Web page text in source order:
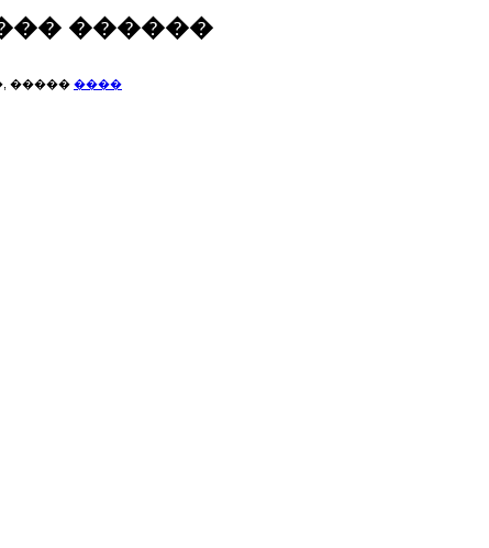
������
����� ����